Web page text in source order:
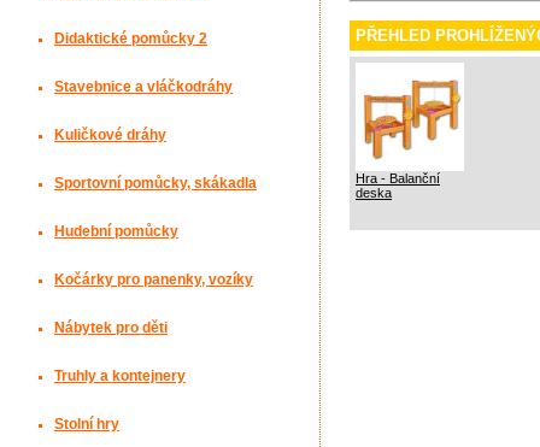
PŘEHLED
Hra - Balanční
deska
Didaktické pomůcky 2
Stavebnice a vláčkodráhy
Kuličkové dráhy
Sportovní pomůcky, skákadla
Hudební pomůcky
Kočárky pro panenky, vozíky
Nábytek pro děti
Truhly a kontejnery
Stolní hry